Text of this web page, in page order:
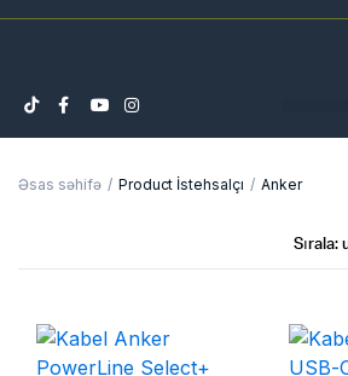
Əsas səhifə Product İstehsalçı Anker